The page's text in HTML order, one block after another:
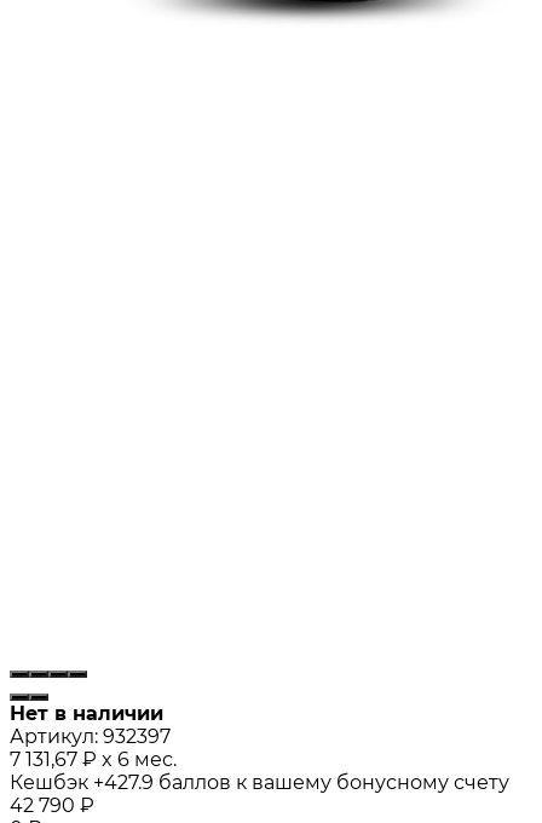
Нет в наличии
Артикул: 932397
7 131,67 ₽ x 6 мес.
Кешбэк +427.9 баллов к вашему бонусному счету
42 790 ₽